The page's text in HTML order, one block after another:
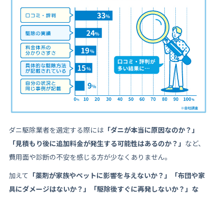
ダニ駆除業者を選定する際には「ダニが本当に原因なのか？」
「見積もり後に追加料金が発生する可能性はあるのか？」 など、
費用面や診断の不安を感じる方が少なくありません。
加えて 「薬剤が家族やペットに影響を与えないか？」「布団や家
具にダメージはないか？」「駆除後すぐに再発しないか？」な